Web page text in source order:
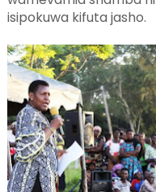
isipokuwa kifuta jasho.